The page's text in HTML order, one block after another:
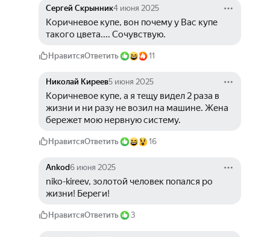
Сергей Скрынник4 июня 2025
Коричневое купе, вон почему у Вас купе
такого цвета.... Сочувствую.
НравитсяОтветить 11
Николай Киреев5 июня 2025
Коричневое купе, а я тещу видел 2 раза в
жизни и ни разу не возил на машине. Жена
бережет мою нервную систему.
НравитсяОтветить 16
Ankod6 июня 2025
niko-kireev, золотой человек попался ро
жизни! Береги!
НравитсяОтветить 3